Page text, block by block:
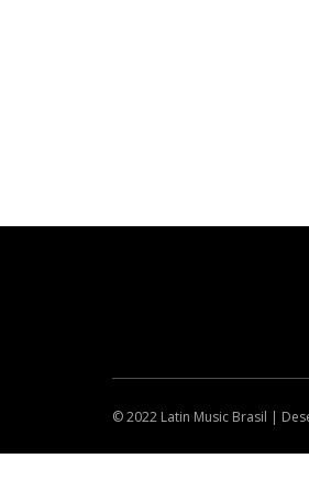
© 2022 Latin Music Brasil |